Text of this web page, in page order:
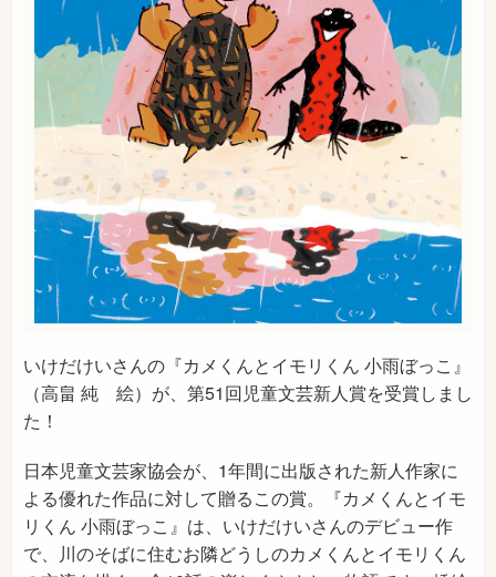
いけだけいさんの『カメくんとイモリくん 小雨ぼっこ』
（高畠 純 絵）が、第51回児童文芸新人賞を受賞しまし
た！
日本児童文芸家協会が、1年間に出版された新人作家に
よる優れた作品に対して贈るこの賞。『カメくんとイモ
リくん 小雨ぼっこ』は、いけだけいさんのデビュー作
で、川のそばに住むお隣どうしのカメくんとイモリくん